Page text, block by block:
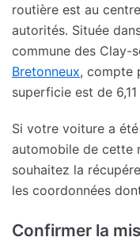
routière est au
autorités. Située
commune des Clay-
Bretonneux, compte
superficie est de
Si votre voiture a
automobile de cette
souhaitez la
les coordonnées
Confirmer la